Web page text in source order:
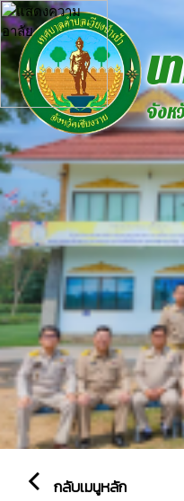
เ
จังห
arrow_back_ios กลับเมนูหลัก